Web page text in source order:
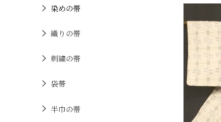
染めの帯
織りの帯
刺繍の帯
袋帯
半巾の帯